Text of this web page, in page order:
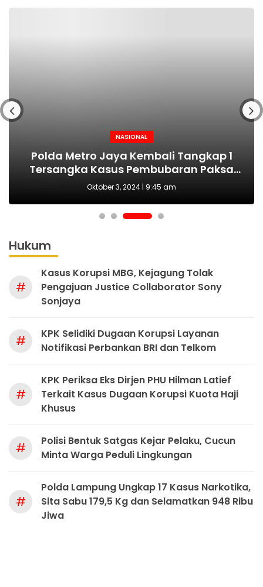
NASIONAL
HUT Polwan ke-76 Jadi Momentum
yang Tepat Wujudkan Perlindungan
Perempuan dan Anak
NASIONAL
MAKI Sebut Seleksi Capim KPK Tidak Sah
Sejak Awal, Harusnya Dilakukan Era
Prabowo
NASIONAL
Polda Metro Jaya Kembali Tangkap 1
Tersangka Kasus Pembubaran Paksa
Diskusi di Kemang
Oktober 3, 2024 | 9:45 am
BERITA
Kejari tetapkan Kades Sejahtera Sigi
tersangka korupsi ADD
Hukum
#
Kasus Korupsi MBG, Kejagung Tolak
Pengajuan Justice Collaborator Sony
Sonjaya
#
KPK Selidiki Dugaan Korupsi Layanan
Notifikasi Perbankan BRI dan Telkom
#
KPK Periksa Eks Dirjen PHU Hilman Latief
Terkait Kasus Dugaan Korupsi Kuota Haji
Khusus
#
Polisi Bentuk Satgas Kejar Pelaku, Cucun
Minta Warga Peduli Lingkungan
#
Polda Lampung Ungkap 17 Kasus Narkotika,
Sita Sabu 179,5 Kg dan Selamatkan 948 Ribu
Jiwa